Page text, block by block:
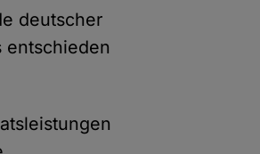
deutscher
entschieden